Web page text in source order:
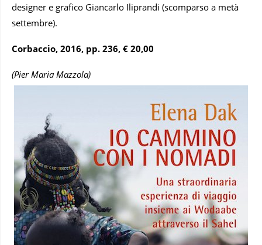
designer e grafico Giancarlo Iliprandi (scomparso a metà
settembre).
Corbaccio, 2016, pp. 236, € 20,00
(Pier Maria Mazzola)